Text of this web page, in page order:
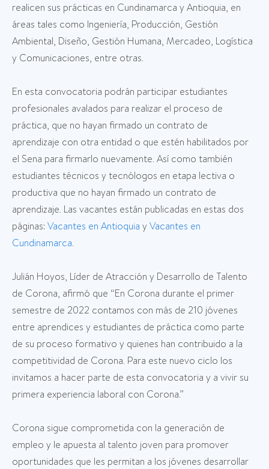
realicen sus prácticas en Cundinamarca y Antioquia, en
áreas tales como Ingeniería, Producción, Gestión
Ambiental, Diseño, Gestión Humana, Mercadeo, Logística
y Comunicaciones, entre otras.
En esta convocatoria podrán participar estudiantes
profesionales avalados para realizar el proceso de
práctica, que no hayan firmado un contrato de
aprendizaje con otra entidad o que estén habilitados por
el Sena para firmarlo nuevamente. Así como también
estudiantes técnicos y tecnólogos en etapa lectiva o
productiva que no hayan firmado un contrato de
aprendizaje. Las vacantes están publicadas en estas dos
páginas: Vacantes en Antioquia yVacantes en
Cundinamarca.
Julián Hoyos, Líder de Atracción y Desarrollo de Talento
de Corona, afirmó que “En Corona durante el primer
semestre de 2022 contamos con más de 210 jóvenes
entre aprendices y estudiantes de práctica como parte
de su proceso formativo y quienes han contribuido a la
competitividad de Corona. Para este nuevo ciclo los
invitamos a hacer parte de esta convocatoria y a vivir su
primera experiencia laboral con Corona.”
Corona sigue comprometida con la generación de
empleo y le apuesta al talento joven para promover
oportunidades que les permitan a los jóvenes desarrollar